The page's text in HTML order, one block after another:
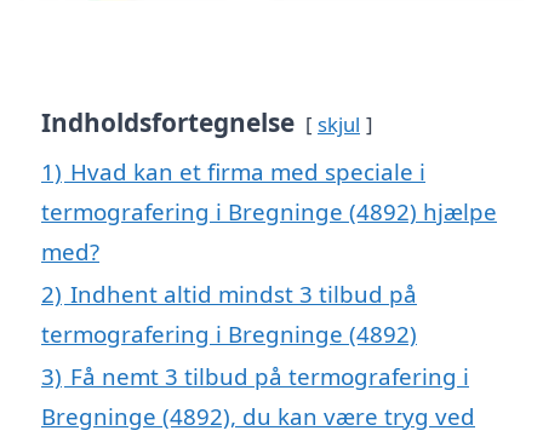
Indholdsfortegnelse skjul
1) Hvad kan et firma med speciale i
termografering i Bregninge (4892) hjælpe
med?
2) Indhent altid mindst 3 tilbud på
termografering i Bregninge (4892)
3) Få nemt 3 tilbud på termografering i
Bregninge (4892), du kan være tryg ved